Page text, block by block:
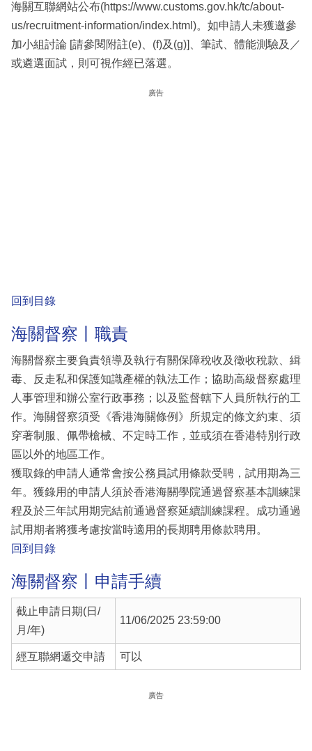
海關互聯網站公布(https://www.customs.gov.hk/tc/about-
us/recruitment-information/index.html)。如申請人未獲邀參
加小組討論 [請參閱附註(e)、(f)及(g)]、筆試、體能測驗及／
或遴選面試，則可視作經已落選。
廣告
回到目錄
海關督察丨職責
海關督察主要負責領導及執行有關保障稅收及徵收稅款、緝
毒、反走私和保護知識產權的執法工作；協助高級督察處理
人事管理和辦公室行政事務；以及監督轄下人員所執行的工
作。海關督察須受《香港海關條例》所規定的條文約束、須
穿著制服、佩帶槍械、不定時工作，並或須在香港特別行政
區以外的地區工作。
獲取錄的申請人通常會按公務員試用條款受聘，試用期為三
年。獲錄用的申請人須於香港海關學院通過督察基本訓練課
程及於三年試用期完結前通過督察延續訓練課程。成功通過
試用期者將獲考慮按當時適用的長期聘用條款聘用。
回到目錄
海關督察丨申請手續
截止申請日期(日/
月/年)
11/06/2025 23:59:00
經互聯網遞交申請 可以
廣告